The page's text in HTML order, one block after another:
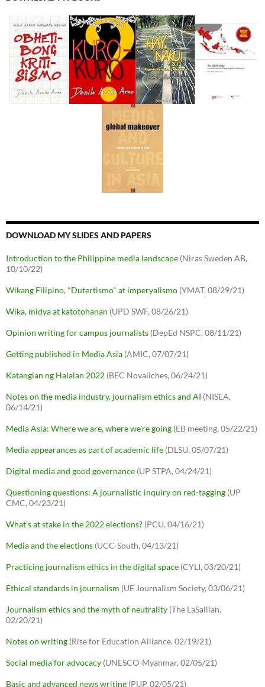
DOWNLOAD MY SLIDES AND PAPERS
Introduction to the Philippine media landscape (Niras Sweden AB,
10/10/22)
Wikang Filipino, "Dutertismo" at imperyalismo (YMAT, 08/29/21)
Wika, midya at katotohanan (UPD SWF, 08/26/21)
Opinion writing for campus journalists (DepEd NSPC, 08/11/21)
Getting published in Media Asia (AMIC, 07/07/21)
Katangian ng Halalan 2022 (BEC Novaliches, 06/24/21)
Notes on the media industry, journalism ethics and AI (NISEA,
06/14/21)
Media Asia: Where we are, where we're going (EB meeting, 05/22/21)
Media appearances as part of academic life (DLSU, 05/07/21)
Digital media and good governance (UP STPA, 04/24/21)
Questioning questions: A journalistic inquiry on red-tagging (UP
CMC, 04/23/21)
What's at stake in the 2022 elections? (PCU, 04/16/21)
Media and the elections (UCC-South, 04/13/21)
Practicing journalism ethics in the digital space (CYLI, 03/20/21)
Ethical standards in journalism (UE Journalism Society, 03/06/21)
Journalism ethics and the myth of neutrality (The LaSallian,
02/20/21)
Notes on writing (Rise for Education Alliance, 02/19/21)
Social media for advocacy (UNESCO-Myanmar, 02/05/21)
Basic and advanced news writing (PUP, 02/05/21)